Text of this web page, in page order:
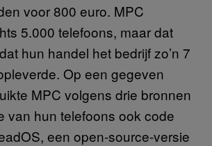
voor 800 euro. MPC
5.000 telefoons, maar dat
hun handel het bedrijf zo’n 7
Op een gegeven
MPC volgens drie bronnen
van hun telefoons ook code
een open-source-versie